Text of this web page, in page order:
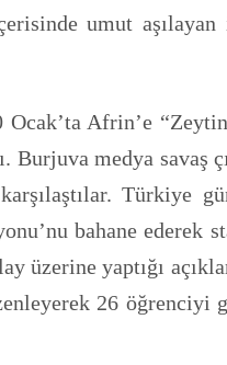
umut aşılayan
Afrin’e “Zeytin
medya savaş
Türkiye
bahane ederek
üzerine yaptığı
26 öğrenciyi